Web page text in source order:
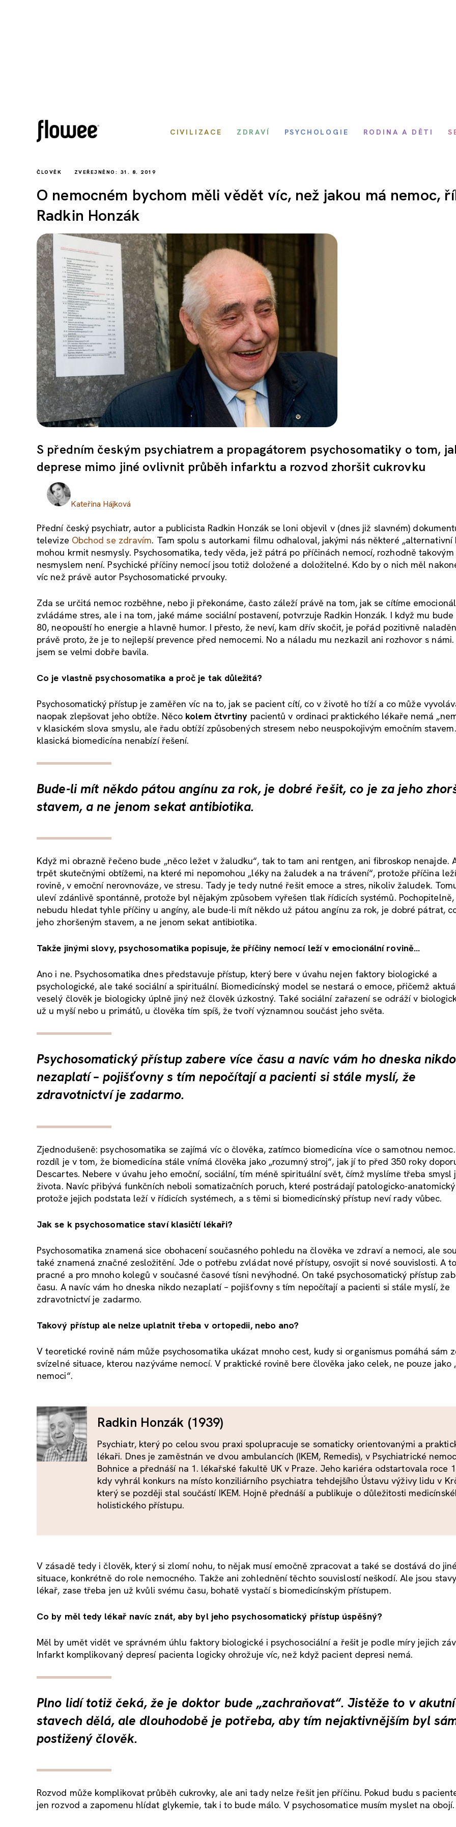
CIVILIZACE ZDRAVÍ PSYCHOLOGIE RODINA A DĚTI
ČLOVĚK ZVEŘEJNĚNO: 31. 8. 2019
O nemocném bychom měli vědět víc, než jakou má nemoc,
Radkin Honzák
S předním českým psychiatrem a propagátorem psychosomatiky o tom,
deprese mimo jiné ovlivnit průběh infarktu a rozvod zhoršit cukrovku
Kateřina Hájková
Přední český psychiatr, autor a publicista Radkin Honzák se loni objevil v (dnes již slavném)
televize Obchod se zdravím. Tam spolu s autorkami filmu odhaloval, jakými nás některé „alternativní
mohou krmit nesmysly. Psychosomatika, tedy věda, jež pátrá po příčinách nemocí, rozhodně takovým
nesmyslem není. Psychické příčiny nemocí jsou totiž doložené a doložitelné. Kdo by o nich měl
víc než právě autor Psychosomatické prvouky.
Zda se určitá nemoc rozběhne, nebo ji překonáme, často záleží právě na tom, jak se cítíme
zvládáme stres, ale i na tom, jaké máme sociální postavení, potvrzuje Radkin Honzák. I když mu
80, neopouští ho energie a hlavně humor. I přesto, že neví, kam dřív skočit, je pořád pozitivně
právě proto, že je to nejlepší prevence před nemocemi. No a náladu mu nezkazil ani rozhovor s námi.
jsem se velmi dobře bavila.
Co je vlastně psychosomatika a proč je tak důležitá?
Psychosomatický přístup je zaměřen víc na to, jak se pacient cítí, co v životě ho tíží a co může
naopak zlepšovat jeho obtíže. Něco kolem čtvrtiny pacientů v ordinaci praktického lékaře nemá
v klasickém slova smyslu, ale řadu obtíží způsobených stresem nebo neuspokojivým emočním
klasická biomedicína nenabízí řešení.
Bude-li mít někdo pátou angínu za rok, je dobré řešit, co je za jeho
stavem, a ne jenom sekat antibiotika.
Když mi obrazně řečeno bude „něco ležet v žaludku“, tak to tam ani rentgen, ani fibroskop nenajde.
trpět skutečnými obtížemi, na které mi nepomohou „léky na žaludek a na trávení“, protože příčina
rovině, v emoční nerovnováze, ve stresu. Tady je tedy nutné řešit emoce a stres, nikoliv žaludek.
uleví zdánlivě spontánně, protože byl nějakým způsobem vyřešen tlak řídicích systémů. Pochopitelně,
nebudu hledat tyhle příčiny u angíny, ale bude-li mít někdo už pátou angínu za rok, je dobré pátrat,
jeho zhoršeným stavem, a ne jenom sekat antibiotika.
Takže jinými slovy, psychosomatika popisuje, že příčiny nemocí leží v emocionální rovině...
Ano i ne. Psychosomatika dnes představuje přístup, který bere v úvahu nejen faktory biologické a
psychologické, ale také sociální a spirituální. Biomedicínský model se nestará o emoce, přičemž
veselý člověk je biologicky úplně jiný než člověk úzkostný. Také sociální zařazení se odráží v
už u myší nebo u primátů, u člověka tím spíš, že tvoří významnou součást jeho světa.
Psychosomatický přístup zabere více času a navíc vám ho dneska nikdo
nezaplatí – pojišťovny s tím nepočítají a pacienti si stále myslí, že
zdravotnictví je zadarmo.
Zjednodušeně: psychosomatika se zajímá víc o člověka, zatímco biomedicína více o samotnou
rozdíl je v tom, že biomedicína stále vnímá člověka jako „rozumný stroj“, jak jí to před 350 roky
Descartes. Nebere v úvahu jeho emoční, sociální, tím méně spirituální svět, čímž myslíme třeba smysl
života. Navíc přibývá funkčních neboli somatizačních poruch, které postrádají patologicko-
protože jejich podstata leží v řídicích systémech, a s těmi si biomedicínský přístup neví rady vůbec.
Jak se k psychosomatice staví klasičtí lékaři?
Psychosomatika znamená sice obohacení současného pohledu na člověka ve zdraví a nemoci, ale
také znamená značné zesložitění. Jde o potřebu zvládat nové přístupy, osvojit si nové souvislosti. A
pracné a pro mnoho kolegů v současné časové tísni nevýhodné. On také psychosomatický přístup
času. A navíc vám ho dneska nikdo nezaplatí – pojišťovny s tím nepočítají a pacienti si stále myslí, že
zdravotnictví je zadarmo.
Takový přístup ale nelze uplatnit třeba v ortopedii, nebo ano?
V teoretické rovině nám může psychosomatika ukázat mnoho cest, kudy si organismus pomáhá sám
svízelné situace, kterou nazýváme nemocí. V praktické rovině bere člověka jako celek, ne pouze jako
nemoci“.
Radkin Honzák (1939)
Psychiatr, který po celou svou praxi spolupracuje se somaticky orientovanými a
lékaři. Dnes je zaměstnán ve dvou ambulancích (IKEM, Remedis), v Psychiatrické
Bohnice a přednáší na 1. lékařské fakultě UK v Praze. Jeho kariéra odstartovala roce
kdy vyhrál konkurs na místo konziliárního psychiatra tehdejšího Ústavu výživy lidu v
který se později stal součástí IKEM. Hojně přednáší a publikuje o důležitosti
holistického přístupu.
V zásadě tedy i člověk, který si zlomí nohu, to nějak musí emočně zpracovat a také se dostává do
situace, konkrétně do role nemocného. Takže ani zohlednění těchto souvislostí neškodí. Ale jsou
lékař, zase třeba jen už kvůli svému času, bohatě vystačí s biomedicínským přístupem.
Co by měl tedy lékař navíc znát, aby byl jeho psychosomatický přístup úspěšný?
Měl by umět vidět ve správném úhlu faktory biologické i psychosociální a řešit je podle míry jejich
Infarkt komplikovaný depresí pacienta logicky ohrožuje víc, než když pacient depresi nemá.
Plno lidí totiž čeká, že je doktor bude „zachraňovat“. Jistěže to v
stavech dělá, ale dlouhodobě je potřeba, aby tím nejaktivnějším byl
postižený člověk.
Rozvod může komplikovat průběh cukrovky, ale ani tady nelze řešit jen příčinu. Pokud budu s
jen rozvod a zapomenu hlídat glykemie, tak i to bude málo. V psychosomatice musím myslet na obojí.